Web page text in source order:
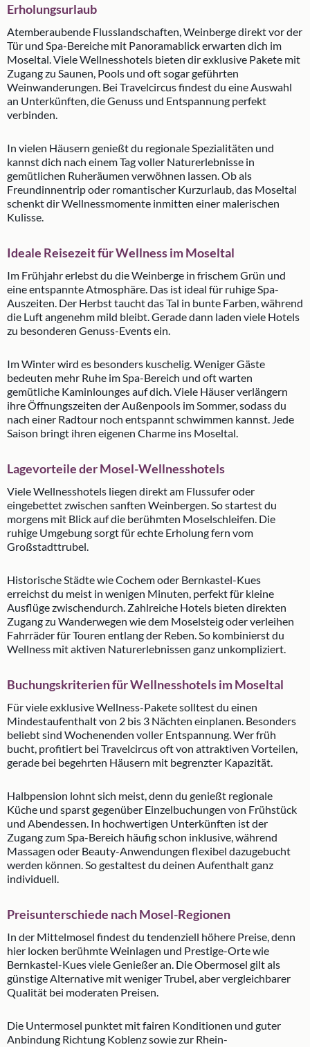
Erholungsurlaub
Atemberaubende Flusslandschaften, Weinberge direkt vor der
Tür und Spa-Bereiche mit Panoramablick erwarten dich im
Moseltal. Viele Wellnesshotels bieten dir exklusive Pakete mit
Zugang zu Saunen, Pools und oft sogar geführten
Weinwanderungen. Bei Travelcircus findest du eine Auswahl
an Unterkünften, die Genuss und Entspannung perfekt
verbinden.
In vielen Häusern genießt du regionale Spezialitäten und
kannst dich nach einem Tag voller Naturerlebnisse in
gemütlichen Ruheräumen verwöhnen lassen. Ob als
Freundinnentrip oder romantischer Kurzurlaub, das Moseltal
schenkt dir Wellnessmomente inmitten einer malerischen
Kulisse.
Ideale Reisezeit für Wellness im Moseltal
Im Frühjahr erlebst du die Weinberge in frischem Grün und
eine entspannte Atmosphäre. Das ist ideal für ruhige Spa-
Auszeiten. Der Herbst taucht das Tal in bunte Farben, während
die Luft angenehm mild bleibt. Gerade dann laden viele Hotels
zu besonderen Genuss-Events ein.
Im Winter wird es besonders kuschelig. Weniger Gäste
bedeuten mehr Ruhe im Spa-Bereich und oft warten
gemütliche Kaminlounges auf dich. Viele Häuser verlängern
ihre Öffnungszeiten der Außenpools im Sommer, sodass du
nach einer Radtour noch entspannt schwimmen kannst. Jede
Saison bringt ihren eigenen Charme ins Moseltal.
Lagevorteile der Mosel-Wellnesshotels
Viele Wellnesshotels liegen direkt am Flussufer oder
eingebettet zwischen sanften Weinbergen. So startest du
morgens mit Blick auf die berühmten Moselschleifen. Die
ruhige Umgebung sorgt für echte Erholung fern vom
Großstadttrubel.
Historische Städte wie Cochem oder Bernkastel-Kues
erreichst du meist in wenigen Minuten, perfekt für kleine
Ausflüge zwischendurch. Zahlreiche Hotels bieten direkten
Zugang zu Wanderwegen wie dem Moselsteig oder verleihen
Fahrräder für Touren entlang der Reben. So kombinierst du
Wellness mit aktiven Naturerlebnissen ganz unkompliziert.
Buchungskriterien für Wellnesshotels im Moseltal
Für viele exklusive Wellness-Pakete solltest du einen
Mindestaufenthalt von 2 bis 3 Nächten einplanen. Besonders
beliebt sind Wochenenden voller Entspannung. Wer früh
bucht, profitiert bei Travelcircus oft von attraktiven Vorteilen,
gerade bei begehrten Häusern mit begrenzter Kapazität.
Halbpension lohnt sich meist, denn du genießt regionale
Küche und sparst gegenüber Einzelbuchungen von Frühstück
und Abendessen. In hochwertigen Unterkünften ist der
Zugang zum Spa-Bereich häufig schon inklusive, während
Massagen oder Beauty-Anwendungen flexibel dazugebucht
werden können. So gestaltest du deinen Aufenthalt ganz
individuell.
Preisunterschiede nach Mosel-Regionen
In der Mittelmosel findest du tendenziell höhere Preise, denn
hier locken berühmte Weinlagen und Prestige-Orte wie
Bernkastel-Kues viele Genießer an. Die Obermosel gilt als
günstige Alternative mit weniger Trubel, aber vergleichbarer
Qualität bei moderaten Preisen.
Die Untermosel punktet mit fairen Konditionen und guter
Anbindung Richtung Koblenz sowie zur Rhein-